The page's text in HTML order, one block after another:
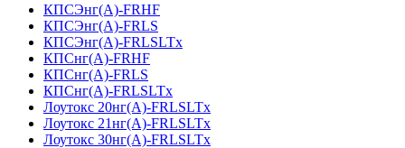
КПСЭнг(А)-FRHF
КПСЭнг(А)-FRLS
КПСЭнг(А)-FRLSLTx
КПСнг(А)-FRHF
КПСнг(А)-FRLS
КПСнг(А)-FRLSLTx
Лоутокс 20нг(А)-FRLSLTx
Лоутокс 21нг(А)-FRLSLTx
Лоутокс 30нг(А)-FRLSLTx